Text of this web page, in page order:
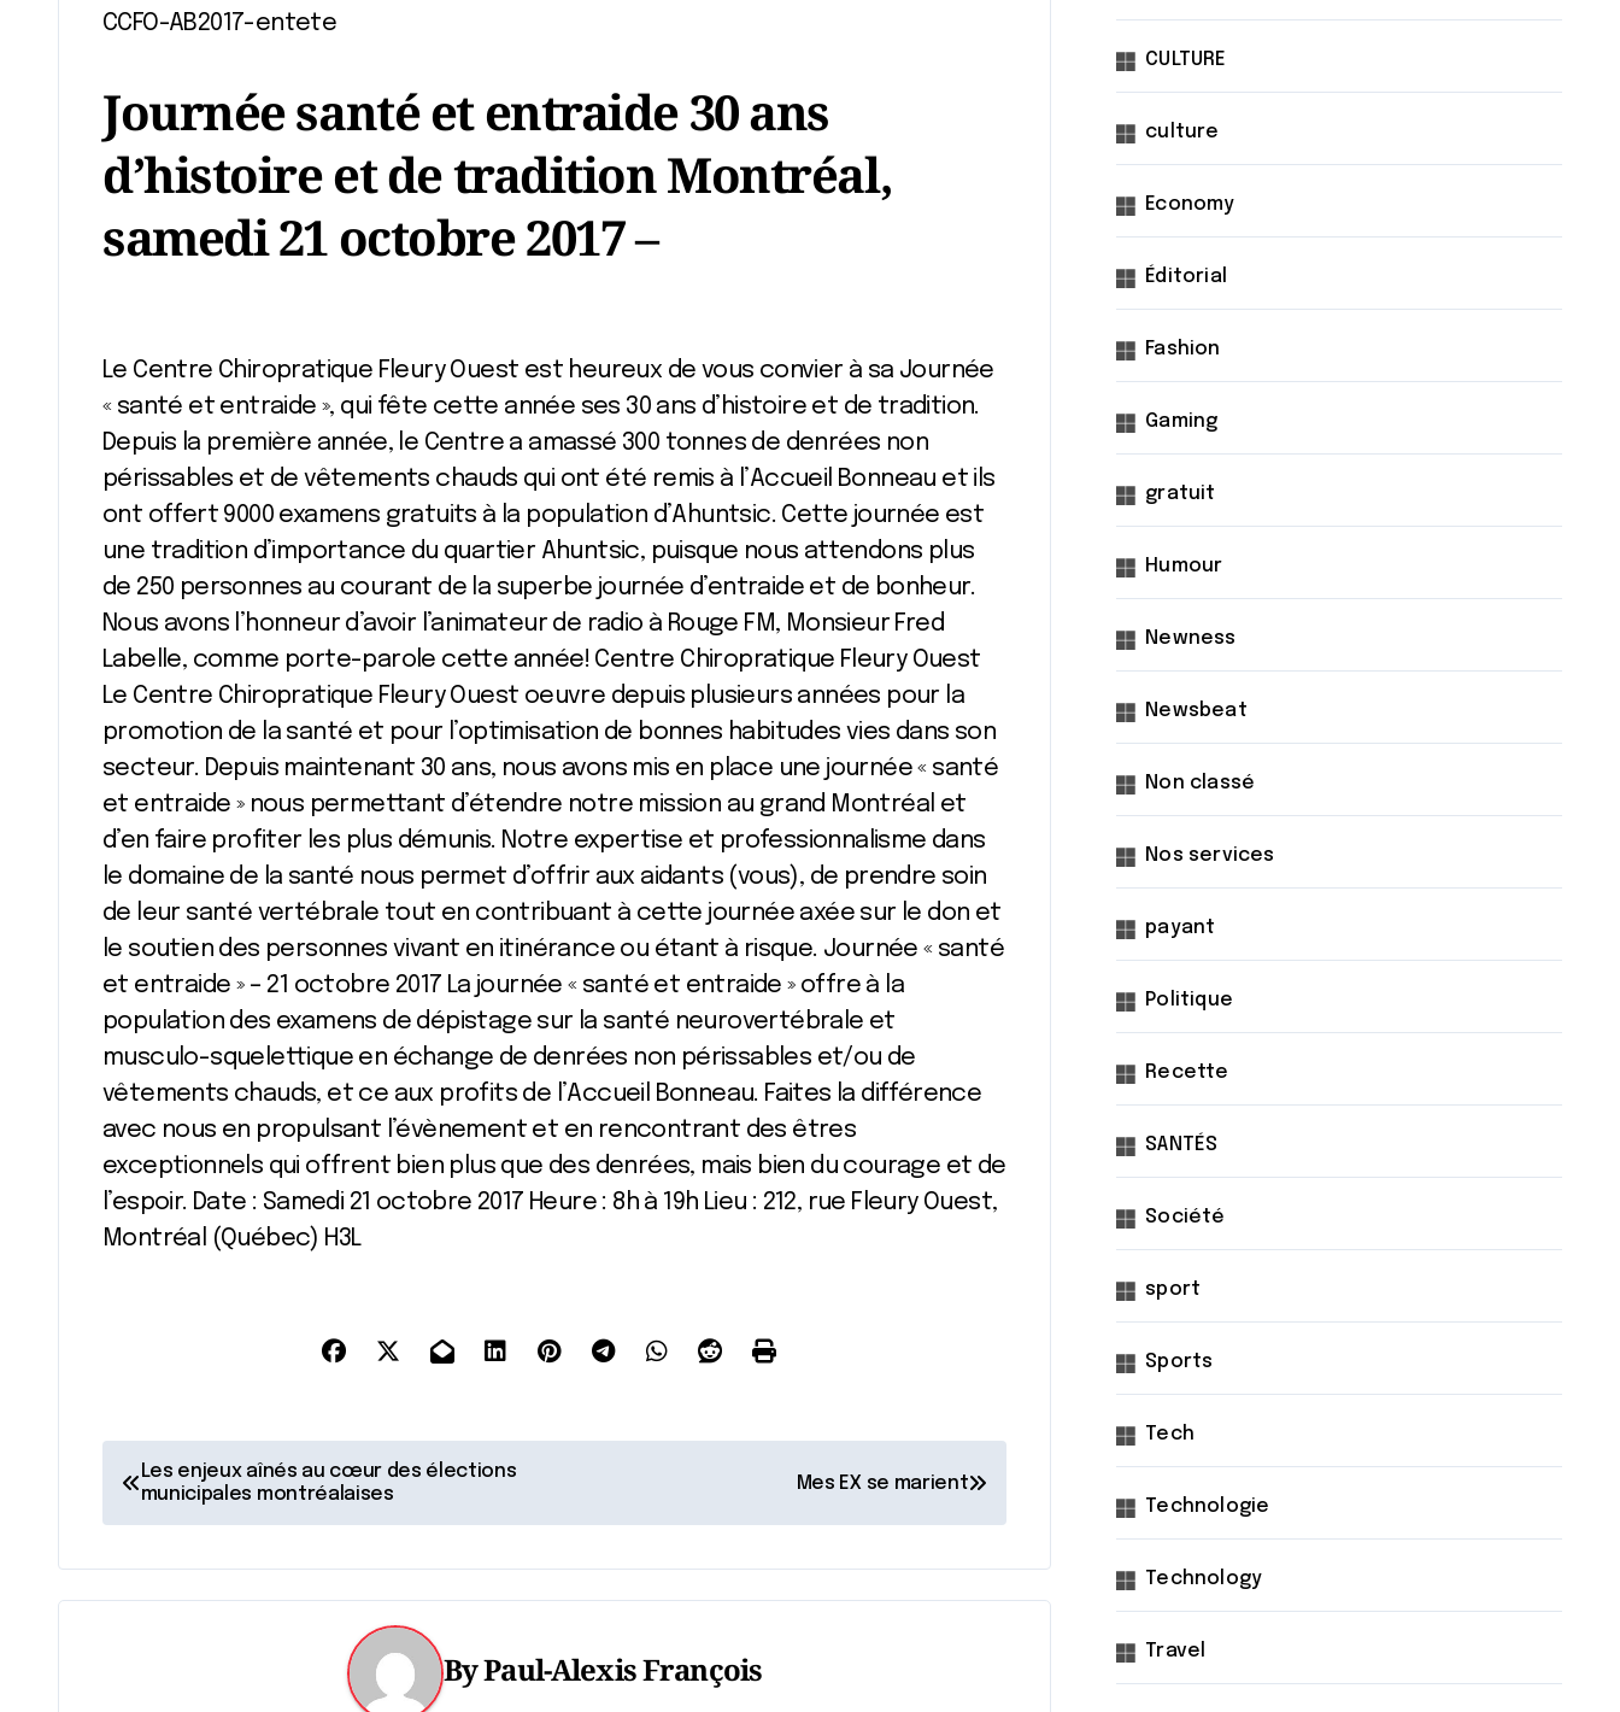
Journée santé et entraide 30 ans
d’histoire et de tradition Montréal,
samedi 21 octobre 2017 –
Le Centre Chiropratique Fleury Ouest est heureux de vous convier à sa Journée
« santé et entraide », qui fête cette année ses 30 ans d’histoire et de tradition.
Depuis la première année, le Centre a amassé 300 tonnes de denrées non
périssables et de vêtements chauds qui ont été remis à l’Accueil Bonneau et ils
ont offert 9000 examens gratuits à la population d’Ahuntsic. Cette journée est
une tradition d’importance du quartier Ahuntsic, puisque nous attendons plus
de 250 personnes au courant de la superbe journée d’entraide et de bonheur.
Nous avons l’honneur d’avoir l’animateur de radio à Rouge FM, Monsieur Fred
Labelle, comme porte-parole cette année! Centre Chiropratique Fleury Ouest
Le Centre Chiropratique Fleury Ouest oeuvre depuis plusieurs années pour la
promotion de la santé et pour l’optimisation de bonnes habitudes vies dans son
secteur. Depuis maintenant 30 ans, nous avons mis en place une journée « santé
et entraide » nous permettant d’étendre notre mission au grand Montréal et
d’en faire profiter les plus démunis. Notre expertise et professionnalisme dans
le domaine de la santé nous permet d’offrir aux aidants (vous), de prendre soin
de leur santé vertébrale tout en contribuant à cette journée axée sur le don et
le soutien des personnes vivant en itinérance ou étant à risque. Journée « santé
et entraide » – 21 octobre 2017 La journée « santé et entraide » offre à la
population des examens de dépistage sur la santé neurovertébrale et
musculo-squelettique en échange de denrées non périssables et/ou de
vêtements chauds, et ce aux profits de l’Accueil Bonneau. Faites la différence
avec nous en propulsant l’évènement et en rencontrant des êtres
exceptionnels qui offrent bien plus que des denrées, mais bien du courage et de
l’espoir. Date : Samedi 21 octobre 2017 Heure : 8h à 19h Lieu : 212, rue Fleury Ouest,
Montréal (Québec) H3L
N
a
v
i
Les enjeux aînés au cœur des élections
municipales montréalaises
Mes EX se marient
ByPaul-Alexis François
CULTURE
culture
Economy
Éditorial
Fashion
Gaming
gratuit
Humour
Newness
Newsbeat
Non classé
Nos services
payant
Politique
Recette
SANTÉS
Société
sport
Sports
Tech
Technologie
Technology
Travel